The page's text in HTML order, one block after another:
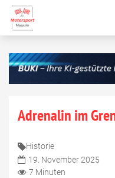
Adrenalin im
Historie
19. November 2025
7 Minuten